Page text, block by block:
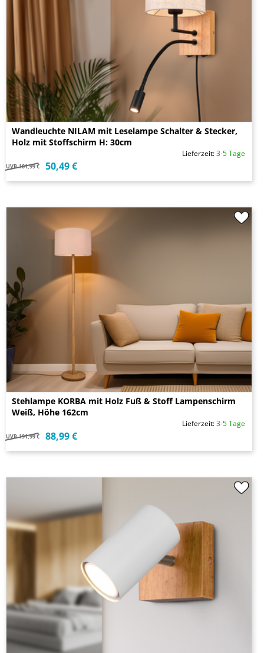
Wandleuchte NILAM mit Leselampe Schalter & Stecker,
Holz mit Stoffschirm H: 30cm
Lieferzeit:3-5 Tage
UVP 101,99 € 50,49 €
Stehlampe KORBA mit Holz Fuß & Stoff Lampenschirm
Weiß, Höhe 162cm
Lieferzeit:3-5 Tage
UVP 191,99 € 88,99 €